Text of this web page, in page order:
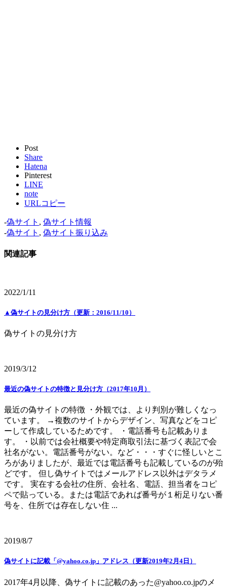
Post
Share
Hatena
Pinterest
LINE
note
URLコピー
-偽サイト , 偽サイト情報
-偽サイト , 偽サイト振り込み
関連記事
2022/1/11
▲偽サイトの見分け方（更新：2016/11/10）
偽サイトの見分け方
2019/3/12
最近の偽サイトの特徴と見分け方（2017年10月）
最近の偽サイトの特徴 ・外観では、より判別が難しくなっ
ています。 →複数のサイトからデザイン、写真などをコピ
ーして作成しているためです。 ・電話番号も記載ありま
す。 ・以前では会社概要や特定商取引法に基づく表記で会
社名がない。電話番号がない。など・・・すぐに怪しいとこ
ろがありましたが、最近では電話番号も記載しているのが殆
どです。 但し偽サイトではメールアドレス以外はデタラメ
です。 実在する会社の住所、会社名、電話、担当者をコピ
ペで貼っている。または電話であれば番号が１桁足りない番
号を、住所では存在しない住 ...
2019/8/7
偽サイトに記載「@yahoo.co.jp」アドレス（更新2019年2月4日）
2017年4月以降、偽サイトに記載のあった@yahoo.co.jpのメ